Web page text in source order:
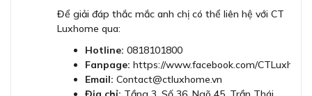
Chương trình yêu
thích
Heat Exchanger
(Bộ trao đổi nhiệt)
Để giải đáp thắc mắc anh chị có thể liên hệ với CT
Luxhome qua:
Hotline: 0818101800
Fanpage: https://www.facebook.com/
Email: Contact@ctluxhome.vn